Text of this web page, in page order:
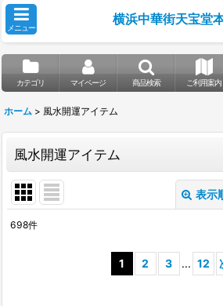
メニュー
横浜中華街天宝堂
カテゴリ マイページ 商品検索 ご利用案内
ホーム > 風水開運アイテム
風水開運アイテム
表示
698件
1 2 3 ... 12